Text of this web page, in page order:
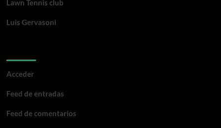
Lawn Tennis club
Luis Gervasoni
Acceder
Feed de entradas
Feed de comentarios